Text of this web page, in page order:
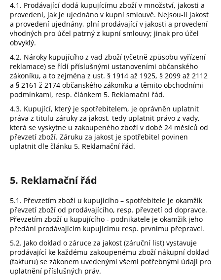
4.1. Prodávající dodá kupujícímu zboží v množství, jakosti a
provedení, jak je ujednáno v kupní smlouvě. Nejsou-li jakost
a provedení ujednány, plní prodávající v jakosti a provedení
vhodných pro účel patrný z kupní smlouvy; jinak pro účel
obvyklý.
4.2. Nároky kupujícího z vad zboží (včetně způsobu vyřízení
reklamace) se řídí příslušnými ustanoveními občanského
zákoníku, a to zejména z ust. § 1914 až 1925, § 2099 až 2112
a § 2161 ž 2174 občanského zákoníku a těmito obchodními
podmínkami, resp. článkem 5. Reklamační řád.
4.3. Kupující, který je spotřebitelem, je oprávněn uplatnit
práva z titulu záruky za jakost, tedy uplatnit právo z vady,
která se vyskytne u zakoupeného zboží v době 24 měsíců od
převzetí zboží. Záruku za jakost je spotřebitel povinen
uplatnit dle článku 5. Reklamační řád.
5. Reklamační řád
5.1. Převzetím zboží u kupujícího – spotřebitele je okamžik
převzetí zboží od prodávajícího, resp. převzetí od dopravce.
Převzetím zboží u kupujícího - podnikatele je okamžik jeho
předání prodávajícím kupujícímu resp. prvnímu přepravci.
5.2. Jako doklad o záruce za jakost (záruční list) vystavuje
prodávající ke každému zakoupenému zboží nákupní doklad
(fakturu) se zákonem uvedenými všemi potřebnými údaji pro
uplatnění příslušných práv.